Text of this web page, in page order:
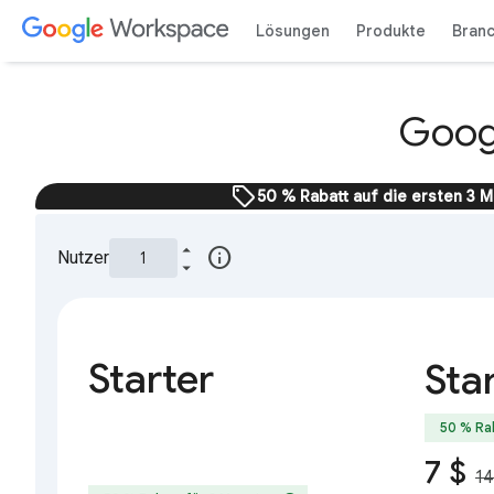
Lösungen Produkte
sell50 % Rabatt auf die ersten 3
Nutzer info
Starter
50 %
7 $